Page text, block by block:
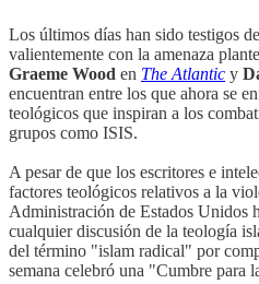
Los últimos días han sido testigos
valientemente con la amenaza
Graeme Wood en The Atlantic y
encuentran entre los que ahora se
teológicos que inspiran a los
grupos como ISIS.
A pesar de que los escritores e
factores teológicos relativos a la
Administración de Estados Unidos
cualquier discusión de la teología
del término "islam radical" por
semana celebró una "Cumbre para